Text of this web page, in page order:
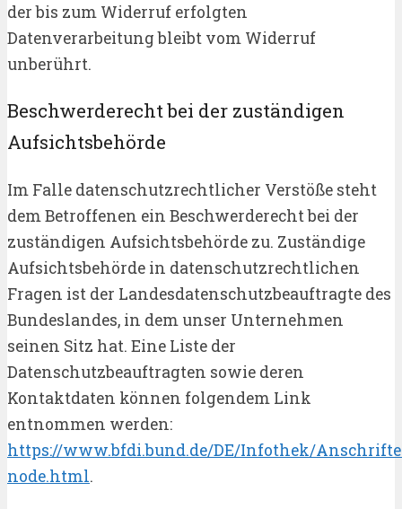
der bis zum Widerruf erfolgten
Datenverarbeitung bleibt vom Widerruf
unberührt.
Beschwerderecht bei der zuständigen
Aufsichtsbehörde
Im Falle datenschutzrechtlicher Verstöße steht
dem Betroffenen ein Beschwerderecht bei der
zuständigen Aufsichtsbehörde zu. Zuständige
Aufsichtsbehörde in datenschutzrechtlichen
Fragen ist der Landesdatenschutzbeauftragte des
Bundeslandes, in dem unser Unternehmen
seinen Sitz hat. Eine Liste der
Datenschutzbeauftragten sowie deren
Kontaktdaten können folgendem Link
entnommen werden:
https://www.bfdi.bund.de/DE/Infothek/
node.html.